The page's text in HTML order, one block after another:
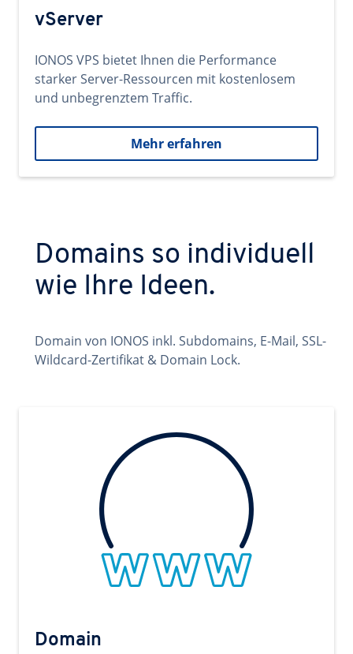
vServer
IONOS VPS bietet Ihnen die Performance
starker Server-Ressourcen mit kostenlosem
und unbegrenztem Traffic.
Mehr erfahren
Domains so individuell
wie Ihre Ideen.
Domain von IONOS inkl. Subdomains, E-Mail, SSL-
Wildcard-Zertifikat & Domain Lock.
Domain